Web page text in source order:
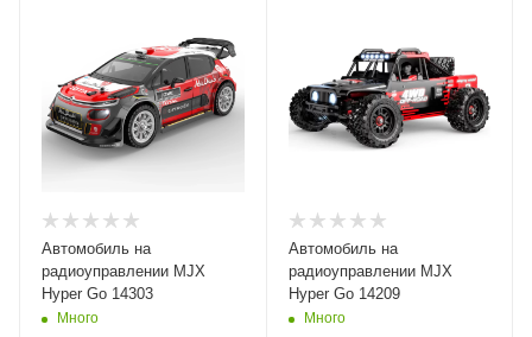
Автомобиль на
радиоуправлении MJX
Hyper Go 14303
Много
Автомобиль на
радиоуправлении MJX
Hyper Go 14209
Много